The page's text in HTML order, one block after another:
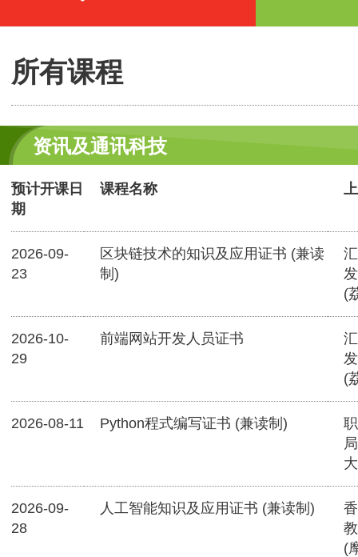
所有课程
资讯及通讯科技
预计开课日
期
课程名称
2026-09-
23
区块链技术的知识及应用证书 (兼读
制)
(
2026-10-
29
前端网站开发人员证书
(
2026-08-11 Python程式编写证书 (兼读制)
2026-09-
28
人工智能知识及应用证书 (兼读制)
(